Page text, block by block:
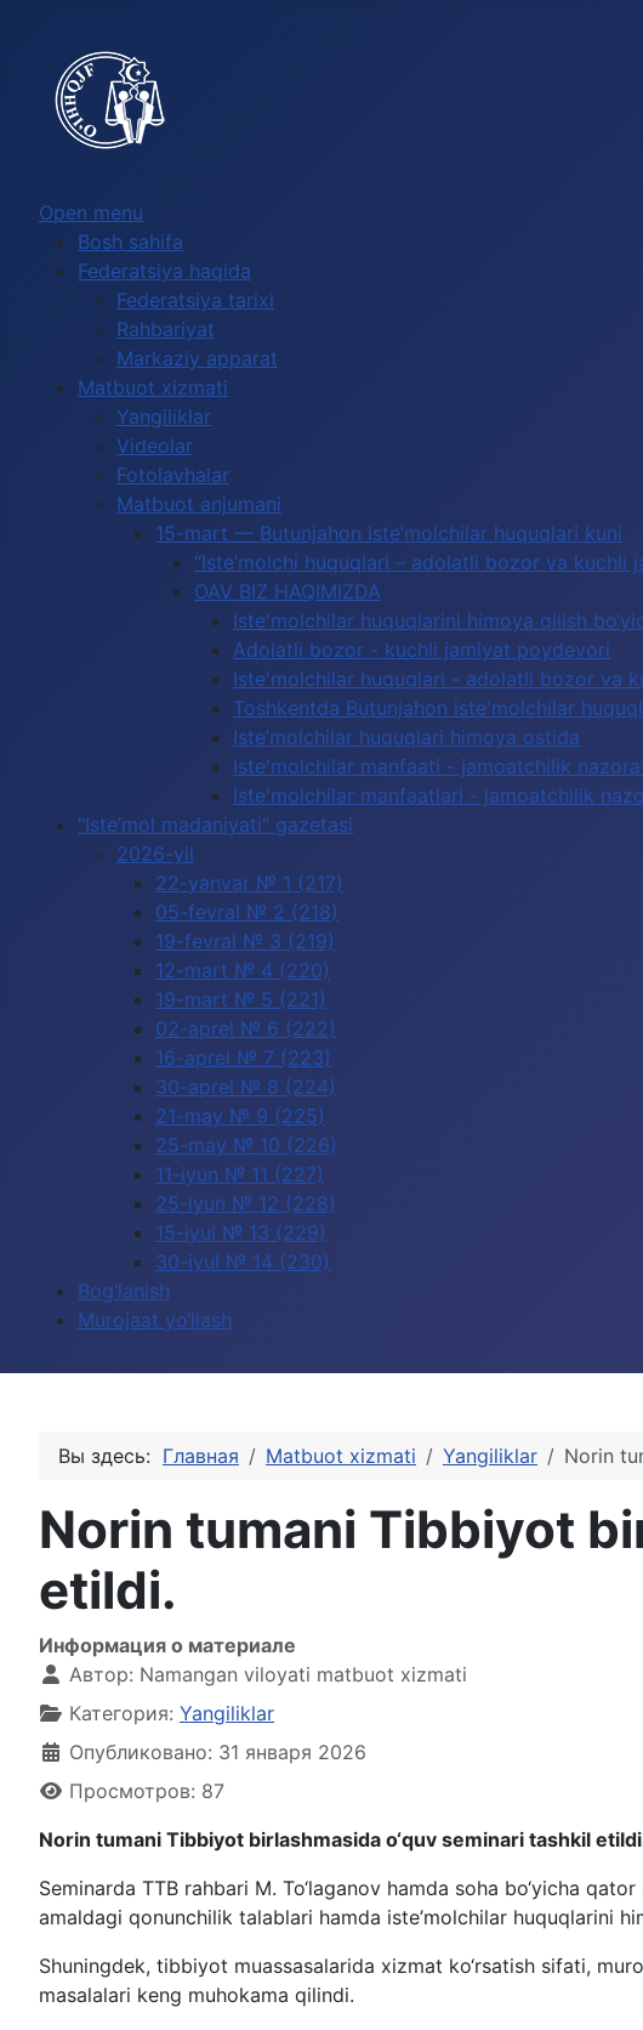
Open menu
Bosh sahifa
Federatsiya haqida
Federatsiya tarixi
Rahbariyat
Markaziy apparat
Matbuot xizmati
Yangiliklar
Videolar
Fotolavhalar
Matbuot anjumani
15-mart — Butunjahon iste’molchilar huquqlari kuni
“Iste’molchi huquqlari – adolatli bozor va kuchli
OAV BIZ HAQIMIZDA
Iste'molchilar huquqlarini himoya qilish
Adolatli bozor - kuchli jamiyat poydevori
Iste'molchilar huquqlari - adolatli bozor va
Toshkentda Butunjahon iste'molchilar
Iste’molchilar huquqlari himoya ostida
Iste'molchilar manfaati - jamoatchilik
Iste'molchilar manfaatlari - jamoatchilik
"Iste’mol madaniyati" gazetasi
2026-yil
22-yanvar № 1 (217)
05-fevral № 2 (218)
19-fevral № 3 (219)
12-mart № 4 (220)
19-mart № 5 (221)
02-aprel № 6 (222)
16-aprel № 7 (223)
30-aprel № 8 (224)
21-may № 9 (225)
25-may № 10 (226)
11-iyun № 11 (227)
25-iyun № 12 (228)
15-iyul № 13 (229)
30-iyul № 14 (230)
Bog‘lanish
Murojaat yo‘llash
Вы здесь: Главная Matbuot xizmati Yangiliklar Norin
Norin tumani Tibbiyot
etildi.
Информация о материале
Автор: Namangan viloyati matbuot xizmati
Категория: Yangiliklar
Опубликовано: 31 января 2026
Просмотров: 87
Norin tumani Tibbiyot birlashmasida o‘quv seminari tashkil
Seminarda TTB rahbari M. To‘laganov hamda soha bo‘yicha
amaldagi qonunchilik talablari hamda iste’molchilar huquqlarini
Shuningdek, tibbiyot muassasalarida xizmat ko‘rsatish sifati,
masalalari keng muhokama qilindi.